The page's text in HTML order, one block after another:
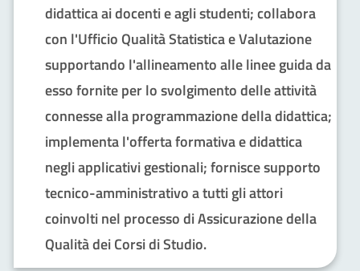
didattica ai docenti e agli studenti; collabora
con l'Ufficio Qualità Statistica e Valutazione
supportando l'allineamento alle linee guida da
esso fornite per lo svolgimento delle attività
connesse alla programmazione della didattica;
implementa l'offerta formativa e didattica
negli applicativi gestionali; fornisce supporto
tecnico-amministrativo a tutti gli attori
coinvolti nel processo di Assicurazione della
Qualità dei Corsi di Studio.